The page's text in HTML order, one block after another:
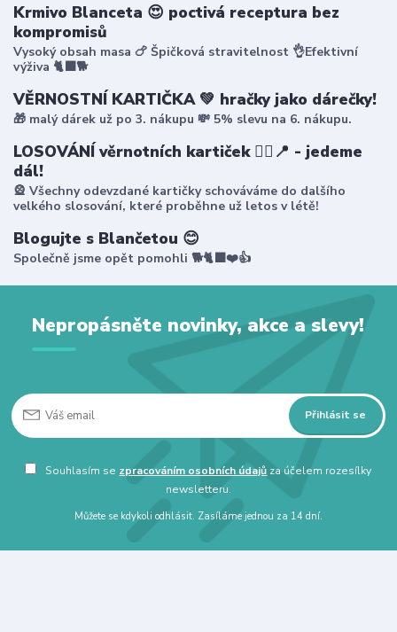
Krmivo Blanceta 😍 poctivá receptura bez
kompromisů
Vysoký obsah masa 🍗 Špičková stravitelnost 👌Efektivní
výživa 🐈‍⬛🐕
VĚRNOSTNÍ KARTIČKA 💚 hračky jako dárečky!
🎁 malý dárek už po 3. nákupu 💸 5% slevu na 6. nákupu.
LOSOVÁNÍ věrnotních kartiček 🤸‍♀️📍 - jedeme
dál!
🎡 Všechny odevzdané kartičky schováváme do dalšího
velkého slosování, které proběhne už letos v létě!
Blogujte s Blančetou 😊
Společně jsme opět pomohli 🐕🐈‍⬛❤️👍
Nepropásněte novinky, akce a slevy!
Přihlásit se
Souhlasím se zpracováním osobních údajů za účelem rozesílky
newsletteru.
Můžete se kdykoli odhlásit. Zasíláme jednou za 14 dní.